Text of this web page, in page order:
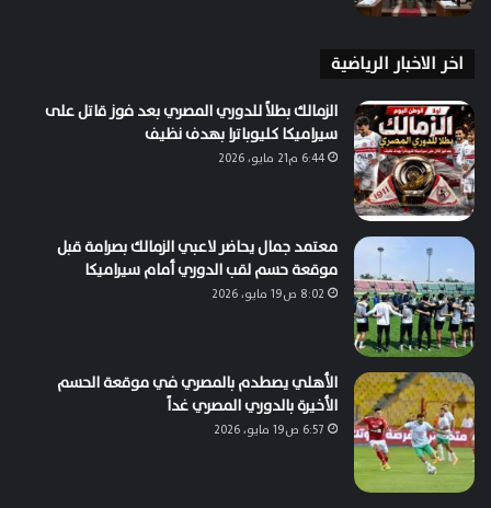
اخر الاخبار الرياضية
الزمالك بطلاً للدوري المصري بعد فوز قاتل على
سيراميكا كليوباترا بهدف نظيف
6:44 م21 مايو، 2026
معتمد جمال يحاضر لاعبي الزمالك بصرامة قبل
موقعة حسم لقب الدوري أمام سيراميكا
8:02 ص19 مايو، 2026
الأهلي يصطدم بالمصري في موقعة الحسم
الأخيرة بالدوري المصري غداً
6:57 ص19 مايو، 2026